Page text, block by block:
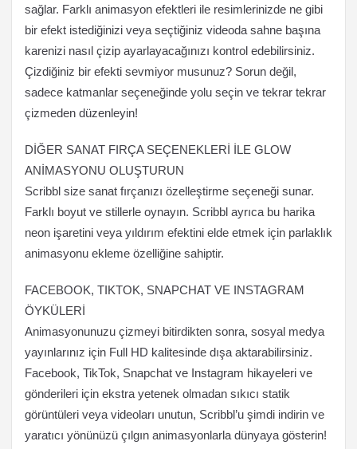
sağlar. Farklı animasyon efektleri ile resimlerinizde ne gibi
bir efekt istediğinizi veya seçtiğiniz videoda sahne başına
karenizi nasıl çizip ayarlayacağınızı kontrol edebilirsiniz.
Çizdiğiniz bir efekti sevmiyor musunuz? Sorun değil,
sadece katmanlar seçeneğinde yolu seçin ve tekrar tekrar
çizmeden düzenleyin!
DİĞER SANAT FIRÇA SEÇENEKLERİ İLE GLOW
ANİMASYONU OLUŞTURUN
Scribbl size sanat fırçanızı özelleştirme seçeneği sunar.
Farklı boyut ve stillerle oynayın. Scribbl ayrıca bu harika
neon işaretini veya yıldırım efektini elde etmek için parlaklık
animasyonu ekleme özelliğine sahiptir.
FACEBOOK, TIKTOK, SNAPCHAT VE INSTAGRAM
ÖYKÜLERİ
Animasyonunuzu çizmeyi bitirdikten sonra, sosyal medya
yayınlarınız için Full HD kalitesinde dışa aktarabilirsiniz.
Facebook, TikTok, Snapchat ve Instagram hikayeleri ve
gönderileri için ekstra yetenek olmadan sıkıcı statik
görüntüleri veya videoları unutun, Scribbl’u şimdi indirin ve
yaratıcı yönünüzü çılgın animasyonlarla dünyaya gösterin!